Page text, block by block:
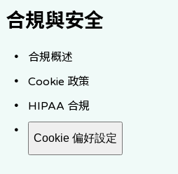
合規與安全
合規概述
Cookie 政策
HIPAA 合規
Cookie 偏好設定